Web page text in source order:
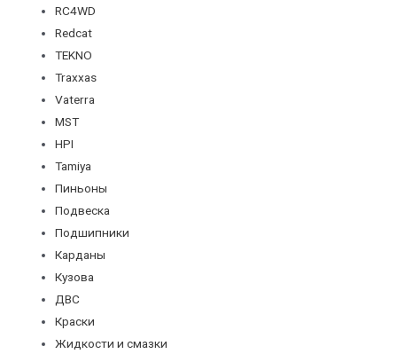
RC4WD
Redcat
TEKNO
Traxxas
Vaterra
MST
HPI
Tamiya
Пиньоны
Подвеска
Подшипники
Карданы
Кузова
ДВС
Краски
Жидкости и смазки